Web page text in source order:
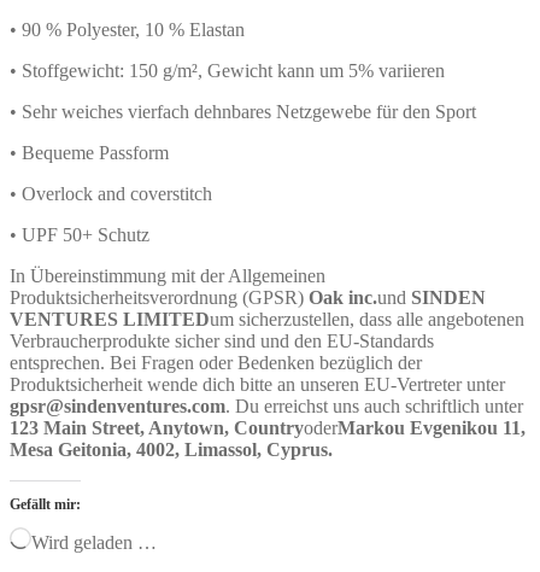
• 90 % Polyester, 10 % Elastan
• Stoffgewicht: 150 g/m², Gewicht kann um 5% variieren
• Sehr weiches vierfach dehnbares Netzgewebe für den Sport
• Bequeme Passform
• Overlock and coverstitch
• UPF 50+ Schutz
In Übereinstimmung mit der Allgemeinen
Produktsicherheitsverordnung (GPSR) Oak inc.und SINDEN
VENTURES LIMITEDum sicherzustellen, dass alle angebotenen
Verbraucherprodukte sicher sind und den EU-Standards
entsprechen. Bei Fragen oder Bedenken bezüglich der
Produktsicherheit wende dich bitte an unseren EU-Vertreter unter
gpsr@sindenventures.com. Du erreichst uns auch schriftlich unter
123 Main Street, Anytown, CountryoderMarkou Evgenikou 11,
Mesa Geitonia, 4002, Limassol, Cyprus.
Gefällt mir:
Wird geladen …